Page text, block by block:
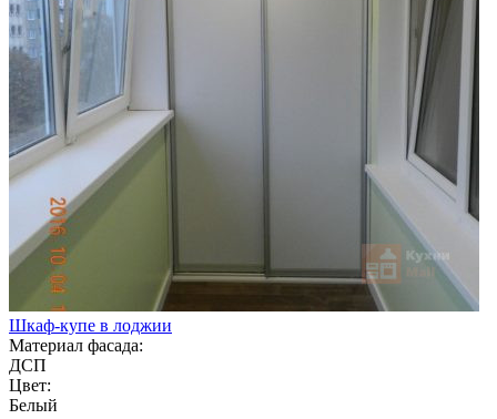
Шкаф-купе в лоджии
Материал фасада:
ДСП
Цвет:
Белый